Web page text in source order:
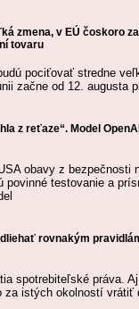
zmena, v EÚ čoskoro
tovaru
pociťovať stredne
začne od 12. augusta
z reťaze“. Model
obavy z bezpečnosti
povinné testovanie a
rovnakým
spotrebiteľské práva.
za istých okolností vrátiť